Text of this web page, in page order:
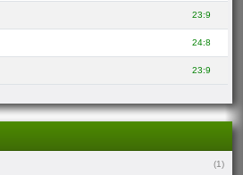
23:9
24:8
23:9
(1)